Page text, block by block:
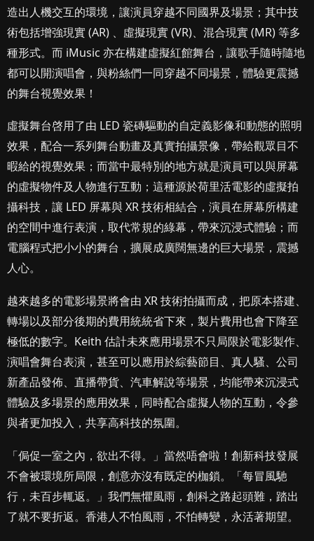
造出人機交互的環境，讓演員穿越不同國界及場景；其中技
術包括增強現實 (AR) 、虛擬現實 (VR)、混合現實 (MR) 等多
種形式。而 iMusic 亦在構建虛擬紅館舞台，讓歌手隨時隨地
都可以開演唱會，與粉絲們一同穿越不同場景，體驗更震撼
的舞台視覺效果！
虛擬舞台啓用了由 LED 瓷磚驅動的自定義影像和動態的照明
效果，配合一系列舞台動畫及真實拍攝景像，帶給觀眾目不
暇給的視覺效果；而當中最特別的地方就是演員可以與屏幕
的虛擬物件及人物進行互動；這種源於荷里活電影的虛擬拍
攝科技，讓 LED 屏幕與 XR 技術相結合，演員在屏幕所構建
的空間中進行表演，取代常規的綠幕，帶來沉浸式體驗；而
電腦程式把小小的舞台，擴展成廣闊無邊的巨大場景，震撼
人心。
越來越多的電影場景將會由 XR 技術拍攝而成，把原本搭建、
轉場以及部分後期的費用統統省下來，製片費用也會下降至
極低的數字。Keith 估計未來應用場景不只局限於電影製作、
演唱會舞台表演，甚至可以應用於綜藝節目、真人騷、公司
新產品發佈、直播帶貨、汽車解說等場景，均能帶來沉浸式
體驗及多場景的應用效果，同時配合虛擬人物的互動，令參
與者更加投入，共享高科技的氛圍。
「侷促一室之內，欲出不得。」當然唔會啦！創新科技發展
不會被環境所局限，創意亦沒有既定的枷鎖。「每冒風馳
行，未百步輒返。」我們無懼風雨，創科之路起頭難，踏出
了就不要折返。香港人不怕風雨，不怕轉變，永活著期望。